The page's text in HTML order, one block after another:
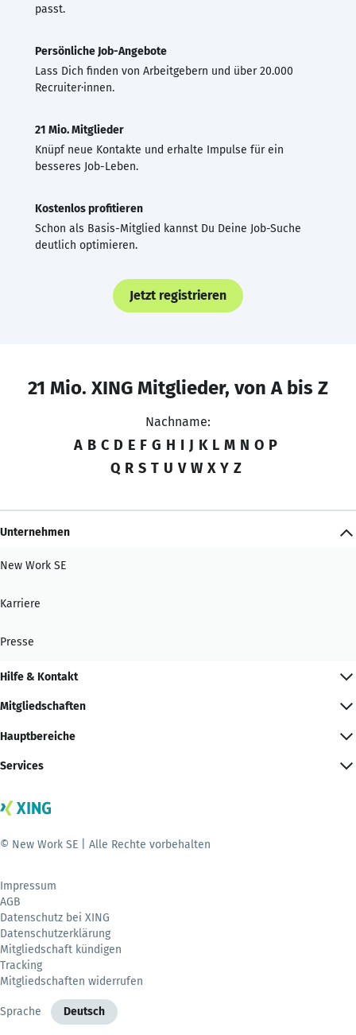
passt.
Persönliche Job-Angebote
Lass Dich finden von Arbeitgebern und über 20.000
Recruiter·innen.
21 Mio. Mitglieder
Knüpf neue Kontakte und erhalte Impulse für ein
besseres Job-Leben.
Kostenlos profitieren
Schon als Basis-Mitglied kannst Du Deine Job-Suche
deutlich optimieren.
Jetzt registrieren
21 Mio. XING Mitglieder, von A bis Z
Nachname:
A B C D E F G H I J K L M N O P
Q R S T U V W X Y Z
Unternehmen
New Work SE
Karriere
Presse
Hilfe & Kontakt
Mitgliedschaften
Hauptbereiche
Services
© New Work SE | Alle Rechte vorbehalten
Impressum
AGB
Datenschutz bei XING
Datenschutzerklärung
Mitgliedschaft kündigen
Tracking
Mitgliedschaften widerrufen
Sprache Deutsch